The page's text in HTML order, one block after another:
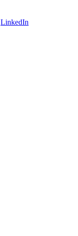
LinkedIn